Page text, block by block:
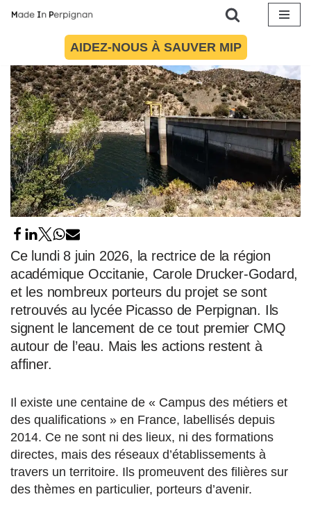
contenu
AIDEZ-NOUS À SAUVER MIP
Ce lundi 8 juin 2026, la rectrice de la région
académique Occitanie, Carole Drucker-Godard,
et les nombreux porteurs du projet se sont
retrouvés au lycée Picasso de Perpignan. Ils
signent le lancement de ce tout premier CMQ
autour de l’eau. Mais les actions restent à
affiner.
Il existe une centaine de « Campus des métiers et
des qualifications » en France, labellisés depuis
2014. Ce ne sont ni des lieux, ni des formations
directes, mais des réseaux d’établissements à
travers un territoire. Ils promeuvent des filières sur
des thèmes en particulier, porteurs d’avenir.